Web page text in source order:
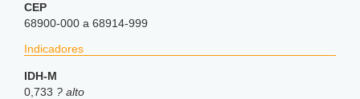
CEP
68900-000 a 68914-999
Indicadores
IDH-M
0,733 ? alto